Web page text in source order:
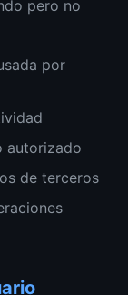
pero no
por
autorizado
de terceros